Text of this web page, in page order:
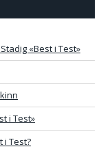
«Best i Test»
i Test»
i Test?